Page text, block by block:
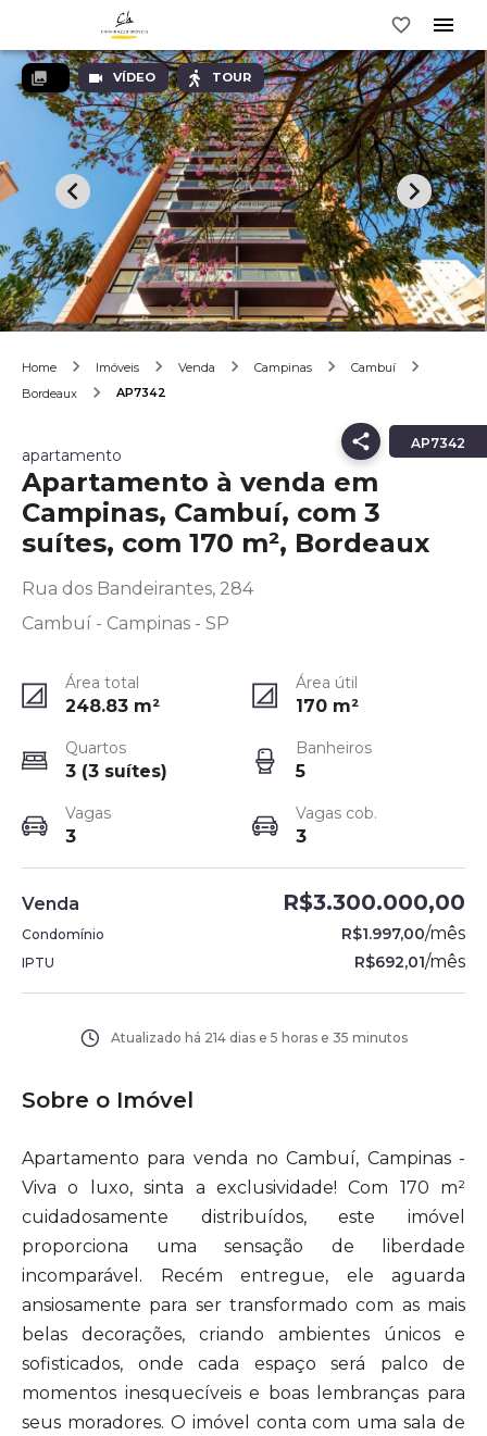
VÍDEO TOUR
Home Imóveis Venda Campinas
Cambuí
Bordeaux
AP7342
AP7342
apartamento
Apartamento à venda em
Campinas, Cambuí, com 3
suítes, com 170 m², Bordeaux
Rua dos Bandeirantes, 284
Cambuí - Campinas - SP
Área total
248.83 m²
Área útil
170 m²
Quartos
3 (3 suítes)
Banheiros
5
Vagas
3
Vagas cob.
3
Venda R$3.300.000,00
Condomínio R$1.997,00/mês
IPTU R$692,01/mês
Atualizado há 214 dias e 5 horas e 35 minutos
Sobre o Imóvel
Apartamento para venda no Cambuí, Campinas -
Viva o luxo, sinta a exclusividade! Com 170 m²
cuidadosamente distribuídos, este imóvel
proporciona uma sensação de liberdade
incomparável. Recém entregue, ele aguarda
ansiosamente para ser transformado com as mais
belas decorações, criando ambientes únicos e
sofisticados, onde cada espaço será palco de
momentos inesquecíveis e boas lembranças para
seus moradores. O imóvel conta com uma sala de